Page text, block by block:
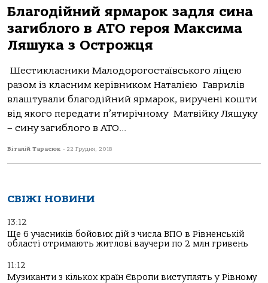
Благодійний ярмарок задля сина
загиблого в АТО героя Максима
Ляшука з Острожця
Шестикласники Малодорогостаївського ліцею
разом із класним керівником Наталією Гаврилів
влаштували благодійний ярмарок, виручені кошти
від якого передати п’ятирічному Матвійку Ляшуку
– сину загиблого в АТО...
Віталій Тарасюк - 22 Грудня, 2018
СВІЖІ НОВИНИ
13:12
Ще 6 учасників бойових дій з числа ВПО в Рівненській
області отримають житлові ваучери по 2 млн гривень
11:12
Музиканти з кількох країн Європи виступлять у Рівному